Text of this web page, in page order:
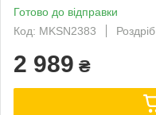
Готово до відправки
Код: MKSN2383
Роздріб
2 989 ₴